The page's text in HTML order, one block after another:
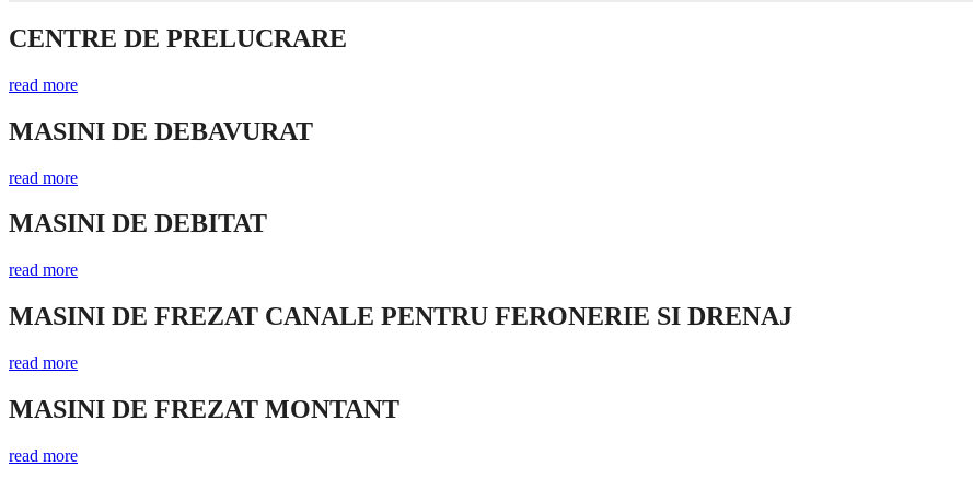
CENTRE DE PRELUCRARE
read more
MASINI DE DEBAVURAT
read more
MASINI DE DEBITAT
read more
MASINI DE FREZAT CANALE PENTRU FERONERIE SI DRENAJ
read more
MASINI DE FREZAT MONTANT
read more